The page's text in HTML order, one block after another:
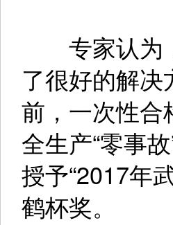
专家认为，
了很好的解决
前，一次性合
全生产“零事
授予“2017年
鹤杯奖。